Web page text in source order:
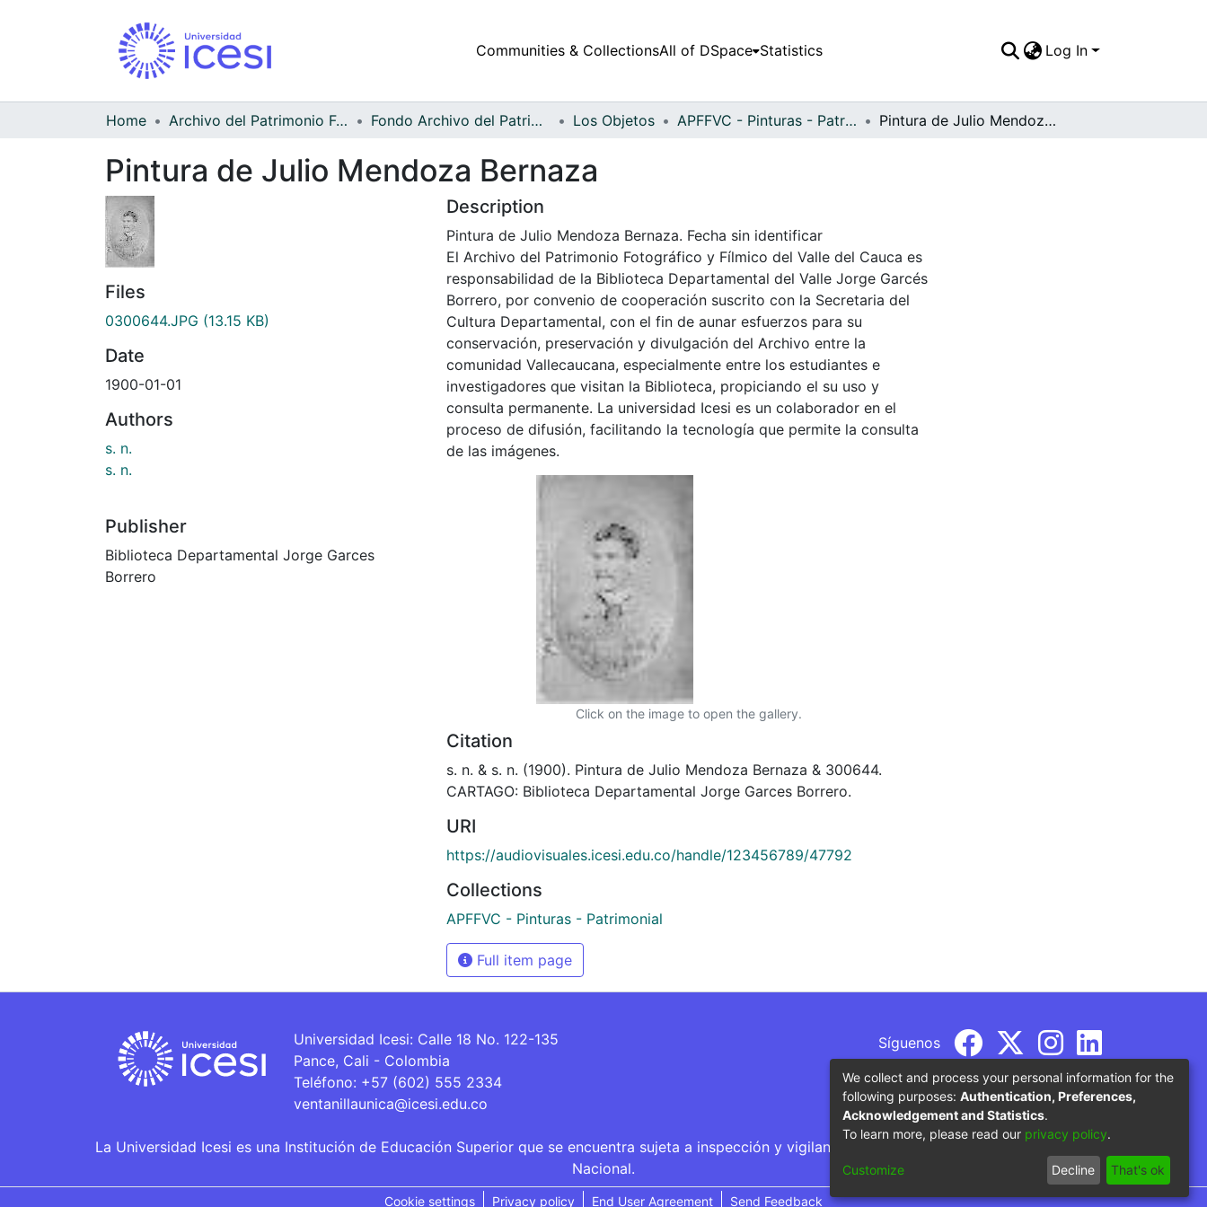
Communities & CollectionsAll of DSpace Statistics Log In
Home Archivo del Patrimonio Fotográfico y Fílmico del Valle del Cauca Fondo Archivo del Patrimonio Fotográfico y Fílmico del Valle del Cauca Los Objetos APFFVC - Pinturas - Patrimonial Pintura de Julio Mendoza Bernaza
Pintura de Julio Mendoza Bernaza
Files
0300644.JPG (13.15 KB)
Date
1900-01-01
Authors
s. n.
s. n.
Publisher
Biblioteca Departamental Jorge Garces
Borrero
Description
Pintura de Julio Mendoza Bernaza. Fecha sin identificar
El Archivo del Patrimonio Fotográfico y Fílmico del Valle del Cauca es
responsabilidad de la Biblioteca Departamental del Valle Jorge Garcés
Borrero, por convenio de cooperación suscrito con la Secretaria del
Cultura Departamental, con el fin de aunar esfuerzos para su
conservación, preservación y divulgación del Archivo entre la
comunidad Vallecaucana, especialmente entre los estudiantes e
investigadores que visitan la Biblioteca, propiciando el su uso y
consulta permanente. La universidad Icesi es un colaborador en el
proceso de difusión, facilitando la tecnología que permite la consulta
de las imágenes.
Click on the image to open the gallery.
Citation
s. n. & s. n. (1900). Pintura de Julio Mendoza Bernaza & 300644.
CARTAGO: Biblioteca Departamental Jorge Garces Borrero.
URI
https://audiovisuales.icesi.edu.co/handle/123456789/47792
Collections
APFFVC - Pinturas - Patrimonial
Full item page
Universidad Icesi: Calle 18 No. 122-135
Pance, Cali - Colombia
Teléfono: +57 (602) 555 2334
ventanillaunica@icesi.edu.co
Síguenos
La Universidad Icesi es una Institución de Educación Superior que se encuentra sujeta a inspección y vigilancia por parte del Ministerio de Educación
Nacional.
Cookie settings Privacy policy End User Agreement Send Feedback
We collect and process your personal information for the
following purposes: Authentication, Preferences,
Acknowledgement and Statistics.
To learn more, please read our privacy policy.
Customize Decline That's ok